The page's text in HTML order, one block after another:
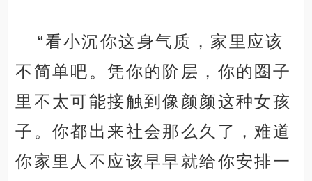
“看小沉你这身气质，家里应该
不简单吧。凭你的阶层，你的圈子
里不太可能接触到像颜颜这种女孩
子。你都出来社会那么久了，难道
你家里人不应该早早就给你安排一